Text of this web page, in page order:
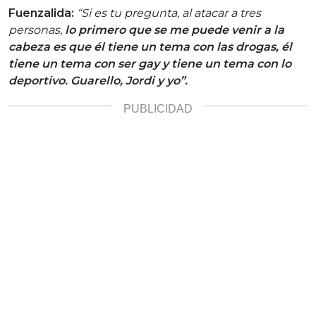
Fuenzalida: “Si es tu pregunta, al atacar a tres
personas, lo primero que se me puede venir a la
cabeza es que él tiene un tema con las drogas, él
tiene un tema con ser gay y tiene un tema con lo
deportivo. Guarello, Jordi y yo”.